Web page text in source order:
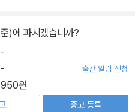
)에 파시겠습니까?
-
- 출간 알림 신청
950원
중고 등록